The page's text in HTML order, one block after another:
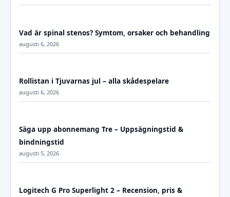
Vad är spinal stenos? Symtom, orsaker och behandling
augusti 6, 2026
Rollistan i Tjuvarnas jul – alla skådespelare
augusti 6, 2026
Säga upp abonnemang Tre – Uppsägningstid &
bindningstid
augusti 5, 2026
Logitech G Pro Superlight 2 – Recension, pris &